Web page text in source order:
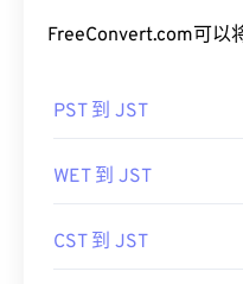
FreeConvert.com可以
PST 到 JST
WET 到 JST
CST 到 JST